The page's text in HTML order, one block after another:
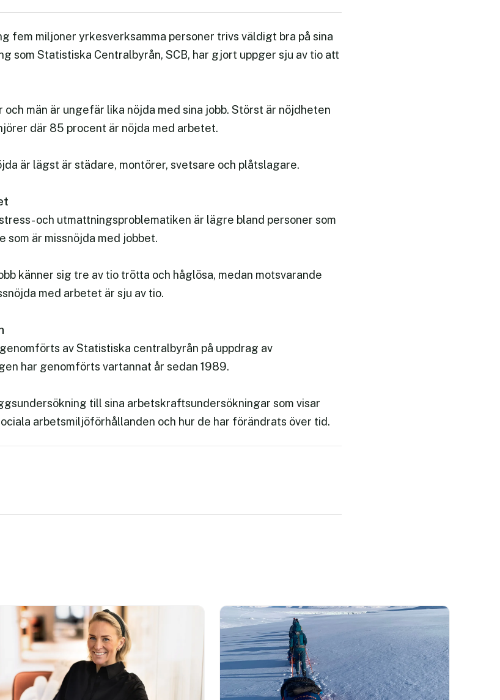
fem miljoner yrkesverksamma personer trivs väldigt bra på sina
som Statistiska Centralbyrån, SCB, har gjort uppger sju av tio att
män är ungefär lika nöjda med sina jobb. Störst är nöjdheten
där 85 procent är nöjda med arbetet.
är lägst är städare, montörer, svetsare och plåtslagare.
och utmattningsproblematiken är lägre bland personer som
som är missnöjda med jobbet.
känner sig tre av tio trötta och håglösa, medan motsvarande
med arbetet är sju av tio.
av Statistiska centralbyrån på uppdrag av
har genomförts vartannat år sedan 1989.
till sina arbetskraftsundersökningar som visar
arbetsmiljöförhållanden och hur de har förändrats över tid.